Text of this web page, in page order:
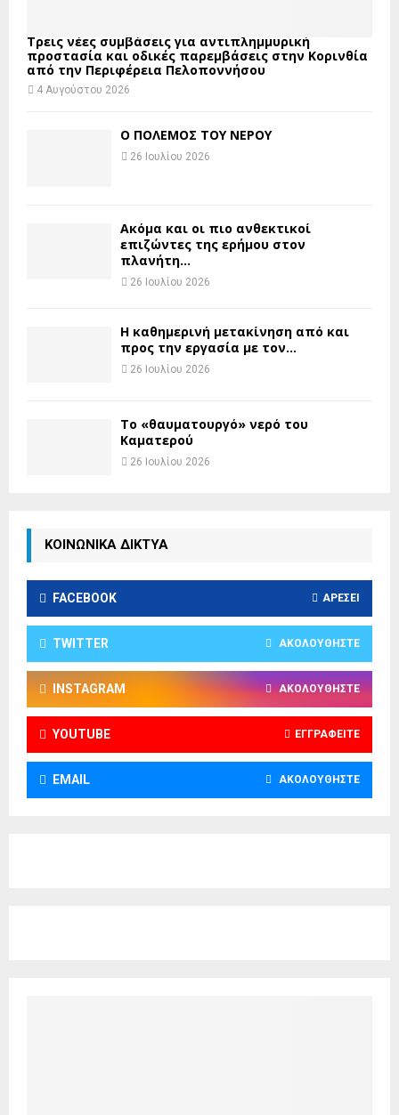
Τρεις νέες συμβάσεις για αντιπλημμυρική
προστασία και οδικές παρεμβάσεις στην Κορινθία
από την Περιφέρεια Πελοποννήσου
4 Αυγούστου 2026
Ο ΠΟΛΕΜΟΣ ΤΟΥ ΝΕΡΟΥ
26 Ιουλίου 2026
Ακόμα και οι πιο ανθεκτικοί
επιζώντες της ερήμου στον
πλανήτη...
26 Ιουλίου 2026
H καθημερινή μετακίνηση από και
προς την εργασία με τον...
26 Ιουλίου 2026
Το «θαυματουργό» νερό του
Καματερού
26 Ιουλίου 2026
ΚΟΙΝΩΝΙΚΑ ΔΙΚΤΥΑ
FACEBOOK ΑΡΈΣΕΙ
TWITTER ΑΚΟΛΟΥΘΉΣΤΕ
INSTAGRAM ΑΚΟΛΟΥΘΉΣΤΕ
YOUTUBE ΕΓΓΡΑΦΕΊΤΕ
EMAIL ΑΚΟΛΟΥΘΉΣΤΕ